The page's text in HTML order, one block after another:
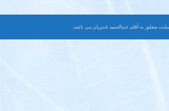
متعلق به آقای عبدالحمید قدیریان می باشد.